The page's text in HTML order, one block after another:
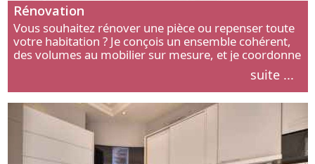
Rénovation
Vous souhaitez rénover une pièce ou repenser toute
votre habitation ? Je conçois un ensemble cohérent,
des volumes au mobilier sur mesure, et je coordonne
suite ...